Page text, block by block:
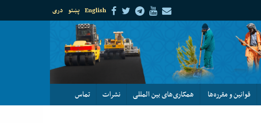
دری پښتو English
قوانین و مقرره‌ها همکاری‌های بین المللی نشرات تماس